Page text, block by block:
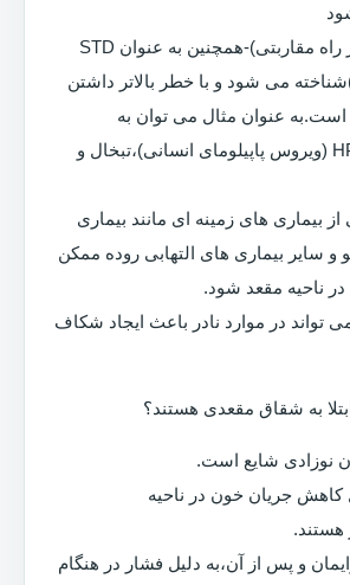
(عفونت های منتقله از راه مقاربتی)-همچنین به عنوان STD
می شود و با خطر بالاتر داشتن
عنوان مثال می توان به
سفلیس،اچ آی وی،HPV (ویروس پاپیلومای انسانی)،تبخال و
بیماری های زمینه ای مانند بیماری
و سایر بیماری های التهابی روده ممکن
ناحیه مقعد شود.
در موارد نادر باعث ایجاد شکاف
به شقاق مقعدی هستند؟
نوزادی شایع است.
کاهش جریان خون در ناحیه
هستند.
و پس از آن،به دلیل فشار در هنگام